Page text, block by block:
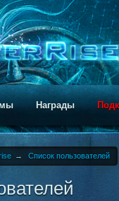
Награды
→ Список пользователей